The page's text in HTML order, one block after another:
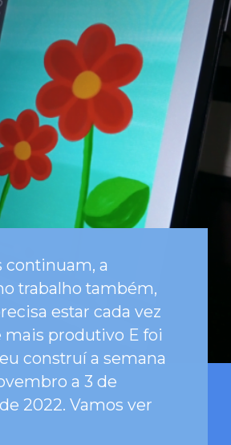
continuam, a
trabalho também,
estar cada vez
mais produtivo E foi
construí a semana
a 3 de
2022. Vamos ver